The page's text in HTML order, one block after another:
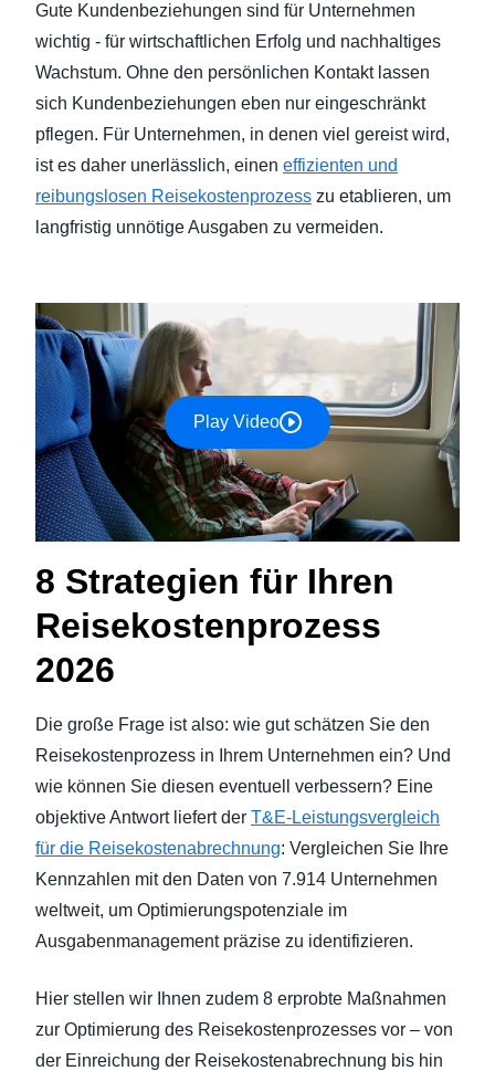
Belgium (English)
España (Español)
Norway (English)
UNTERNEHMENSAUSGABEN KONTROLLIEREN
WACHSTUM UND OPTIMIERUNG
Gute Kundenbeziehungen sind für Unternehmen
wichtig - für wirtschaftlichen Erfolg und nachhaltiges
Wachstum. Ohne den persönlichen Kontakt lassen
sich Kundenbeziehungen eben nur eingeschränkt
pflegen. Für Unternehmen, in denen viel gereist wird,
ist es daher unerlässlich, einen effizienten und
reibungslosen Reisekostenprozess zu etablieren, um
langfristig unnötige Ausgaben zu vermeiden.
Play Video
8 Strategien für Ihren
Reisekostenprozess
2026
Die große Frage ist also: wie gut schätzen Sie den
Reisekostenprozess in Ihrem Unternehmen ein? Und
wie können Sie diesen eventuell verbessern? Eine
objektive Antwort liefert der T&E-Leistungsvergleich
für die Reisekostenabrechnung: Vergleichen Sie Ihre
Kennzahlen mit den Daten von 7.914 Unternehmen
weltweit, um Optimierungspotenziale im
Ausgabenmanagement präzise zu identifizieren.
Hier stellen wir Ihnen zudem 8 erprobte Maßnahmen
zur Optimierung des Reisekostenprozesses vor – von
der Einreichung der Reisekostenabrechnung bis hin